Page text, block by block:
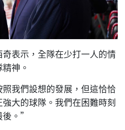
表示，全隊在少打一人的情
神。
我們設想的發展，但這恰恰
大的球隊。我們在困難時刻
後。”